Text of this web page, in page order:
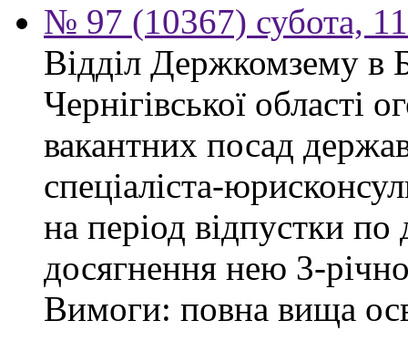
№ 97 (10367) субота,
Відділ Держкомзему в
Чернігівської області
вакантних посад
спеціаліста-
на період відпустки
досягнення нею 3-
Вимоги: повна вища